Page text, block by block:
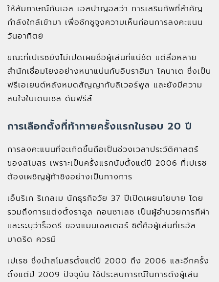
ให้สัมภาษณ์กับเอล เอสปาญอลว่า การเสริมทัพที่สำคัญ
กำลังใกล้เข้ามา เพื่อชักชูจูงความเห็นก่อนการลงคะแนน
วันอาทิตย์
ขณะที่เปเรซยังไม่เปิดเผยชื่อผู้เล่นที่แน่ชัด แต่สื่อหลาย
สำนักเชื่อมโยงอย่างหนาแน่นกับอิบราฮิมา โคนาเต ซึ่งเป็น
ฟรีเอเยนต์หลังหมดสัญญากับลิเวอร์พูล และยังมีความ
สนใจในเดนเซล ดัมฟรีส์
การเลือกตั้งที่ท้าทายครั้งแรกในรอบ 20 ปี
การลงคะแนนที่จะเกิดขึ้นถือเป็นช่วงเวลาประวัติศาสตร์
ของสโมสร เพราะเป็นครั้งแรกนับตั้งแต่ปี 2006 ที่เปเรซ
ต้องเผชิญผู้ท้าชิงอย่างเป็นทางการ
เอ็นริเก ริเกลเม นักธุรกิจวัย 37 ปีเปิดเผยนโยบาย โดย
รวมถึงการแต่งตั้งราอูล กอนซาเลซ เป็นผู้อำนวยการกีฬา
และระบุว่าร็อดรี ของแมนเชสเตอร์ ซิตี้คือผู้เล่นที่เรอัล
มาดริด ควรมี
เปเรซ ซึ่งนำสโมสรตั้งแต่ปี 2000 ถึง 2006 และอีกครั้ง
ตั้งแต่ปี 2009 ปัจจุบัน ใช้ประสบการณ์ในการดึงผู้เล่น